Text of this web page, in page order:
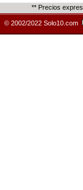
** Precios
© 2002/2022 Solo10.com